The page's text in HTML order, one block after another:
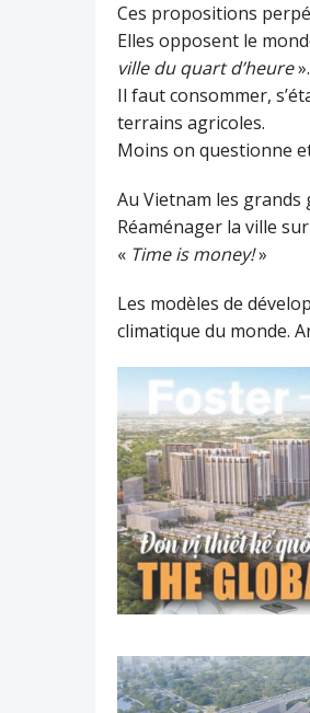
Ces propositions
Elles opposent le
ville du quart d’heure».
Il faut consommer,
terrains agricoles.
Moins on questionne
Au Vietnam les
Réaménager la ville
« Time is money!»
Les modèles de
climatique du monde.